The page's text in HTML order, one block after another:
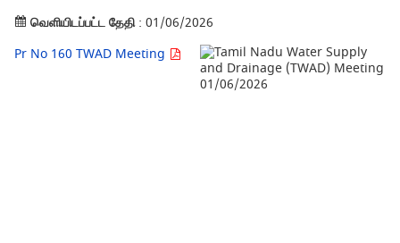
வெளியிடப்பட்ட தேதி: 01/06/2026
Pr No 160 TWAD Meeting